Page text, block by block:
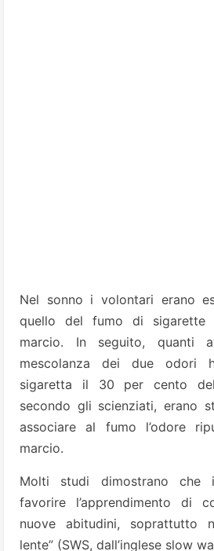
Nel sonno i volontari erano
quello del fumo di sigarette
marcio. In seguito, quanti
mescolanza dei due odori
sigaretta il 30 per cento
secondo gli scienziati, erano
associare al fumo l’odore
marcio.
Molti studi dimostrano che
favorire l’apprendimento di
nuove abitudini, soprattutto
lente” (SWS, dall’inglese slow